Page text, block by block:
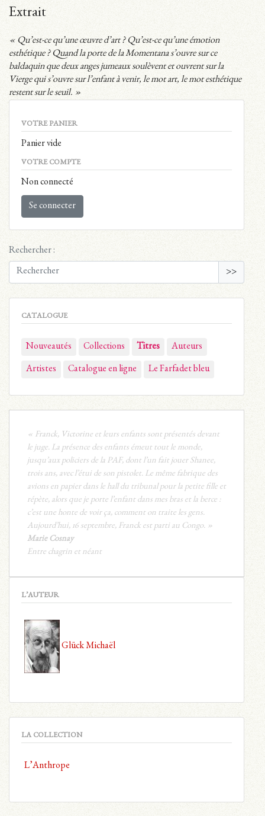
Extrait
« Qu’est-ce qu’une œuvre d’art ? Qu’est-ce qu’une émotion
esthétique ? Quand la porte de la Momentana s’ouvre sur ce
baldaquin que deux anges jumeaux soulèvent et ouvrent sur la
Vierge qui s’ouvre sur l’enfant à venir, le mot art, le mot esthétique
restent sur le seuil. »
VOTRE PANIER
Panier vide
VOTRE COMPTE
Non connecté
Se connecter
Rechercher :
>>
CATALOGUE
Nouveautés Collections Titres Auteurs
Artistes Catalogue en ligne Le Farfadet bleu
« Franck, Victorine et leurs enfants sont présentés devant
le juge. La présence des enfants émeut tout le monde,
jusqu’aux policiers de la PAF, dont l’un fait jouer Shanee,
trois ans, avec l’étui de son pistolet. Le même fabrique des
avions en papier dans le hall du tribunal pour la petite fille et
répète, alors que je porte l’enfant dans mes bras et la berce :
c’est une honte de voir ça, comment on traite les gens.
Aujourd’hui, 16 septembre, Franck est parti au Congo. »
Marie Cosnay
Entre chagrin et néant
L’AUTEUR
Glück Michaël
LA COLLECTION
L’Anthrope